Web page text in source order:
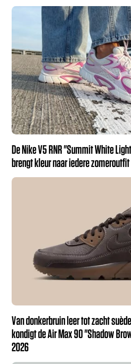
De Nike V5 RNR "Summit White
brengt kleur naar iedere zomeroutfit
Van donkerbruin leer tot zacht
kondigt de Air Max 90 "Shadow
2026